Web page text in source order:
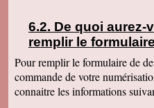
10.10) et tous les
Merci pour le chèque
clair que j'indiquerais
cordialement
Nicolas B.
J ai bien recu le colis.
De quoi aurez-
remplir le
Pour remplir le formulaire de
commande de votre
connaitre les informations